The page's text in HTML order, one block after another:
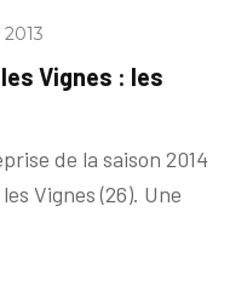
Vignes : les
de la saison 2014
Vignes (26). Une